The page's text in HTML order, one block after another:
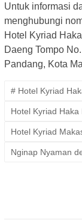
Untuk informasi
menghubungi
Hotel Kyriad
Daeng Tompo
Pandang, Kota
# Hotel Kyriad
Hotel Kyriad
Hotel Kyriad
Nginap Nyaman